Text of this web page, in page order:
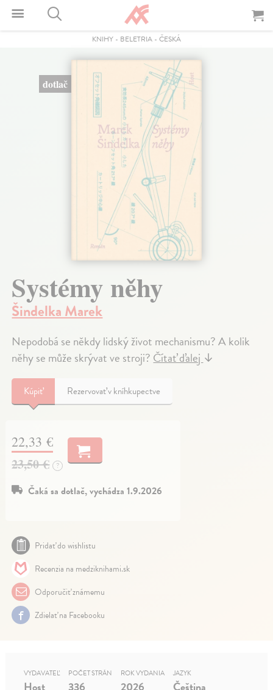
KNIHY - BELETRIA - ČESKÁ
dotlač
Systémy něhy
Šindelka Marek
Nepodobá se někdy lidský život mechanismu? A kolik
něhy se může skrývat ve stroji? Čítať ďalej ↓
Kúpiť Rezervovať v kníhkupectve
22,33 €
23,50 € ?
Čaká sa dotlač, vychádza 1.9.2026
Pridať do wishlistu
Recenzia na medziknihami.sk
Odporučiť známemu
Zdielať na Facebooku
VYDAVATEĽ
Host
POČET STRÁN
336
ROK VYDANIA
2026
JAZYK
Čeština